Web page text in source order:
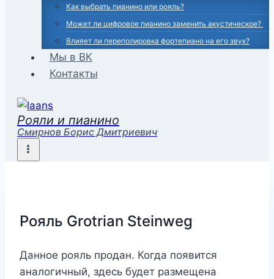
Как выбрать пианино или рояль?
Может ли цифровое пианино заменить акустическое?
Влияет ли переполировка фортепиано на его звук?
Мы в ВК
Контакты
Рояли и пианино
Смирнов Борис Дмитриевич
Рояль Grotrian Steinweg
Данное рояль продан. Когда появится
аналогичный, здесь будет размещена